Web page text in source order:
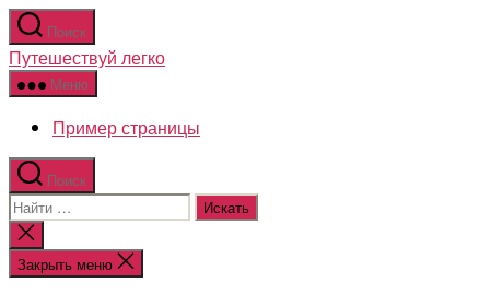
Перейти
к
содержимому
Поиск
Путешествуй легко
Меню
Пример страницы
Поиск
Поиск:
Закрыть
поиск
Закрыть меню